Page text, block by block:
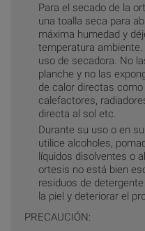
Para el secado de la
una toalla seca para
máxima humedad y
temperatura
uso de secadora. No
planche y no las
de calor directas
calefactores,
directa al sol etc.
Durante su uso o en
utilice alcoholes,
líquidos disolventes o
ortesis no está bien
residuos de
la piel y deteriorar el
PRECAUCIÓN: